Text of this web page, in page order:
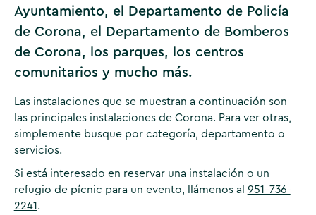
Ayuntamiento, el Departamento de Policía
de Corona, el Departamento de Bomberos
de Corona, los parques, los centros
comunitarios y mucho más.
Las instalaciones que se muestran a continuación son
las principales instalaciones de Corona. Para ver otras,
simplemente busque por categoría, departamento o
servicios.
Si está interesado en reservar una instalación o un
refugio de pícnic para un evento, llámenos al 951-736-
2241.